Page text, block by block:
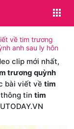
về tim trương
anh sau ly hôn
clip mới nhất,
trương quỳnh
bài viết về tim
tin tim